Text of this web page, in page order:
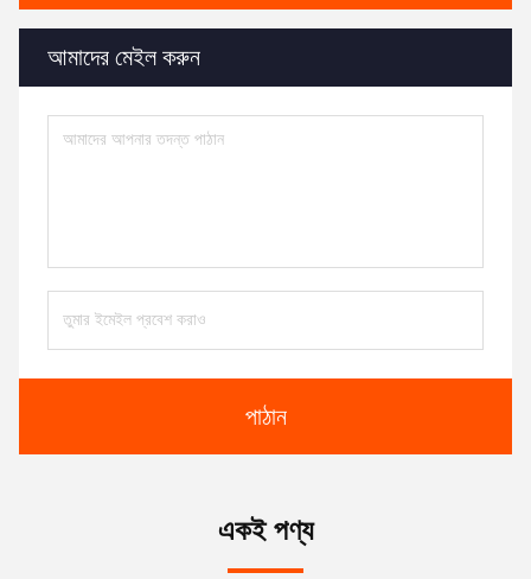
আমাদের মেইল ​​করুন
পাঠান
একই পণ্য